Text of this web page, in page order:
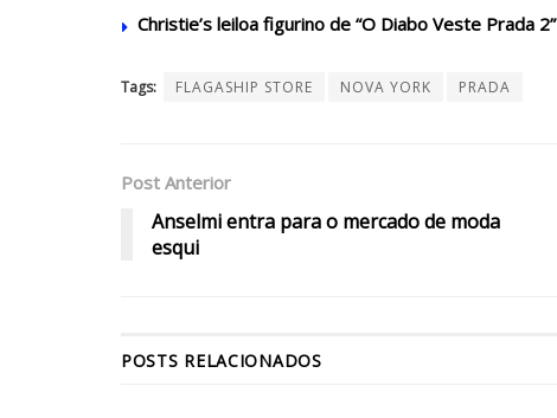
Christie’s leiloa figurino de “O Diabo Veste Prada 2”
Tags: FLAGASHIP STORE NOVA YORK PRADA
Post Anterior
Anselmi entra para o mercado de moda
esqui
POSTS RELACIONADOS